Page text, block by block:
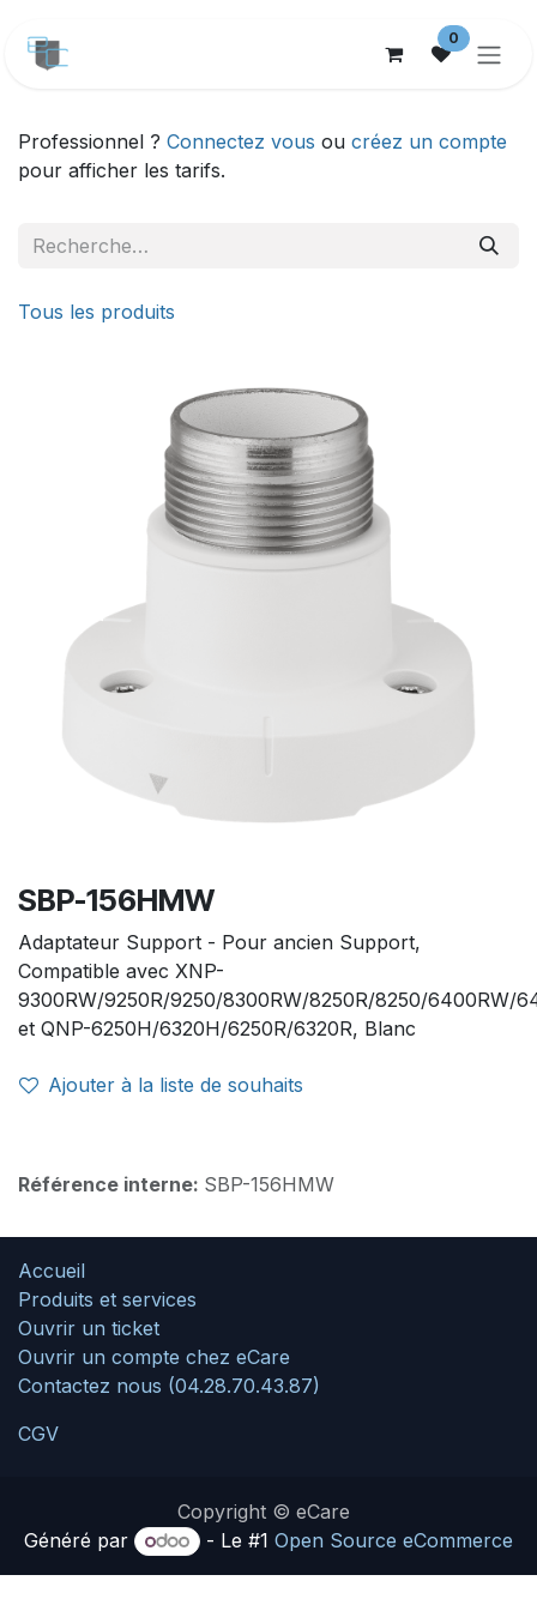
0
Professionnel ? Connectez vous ou créez un compte
pour afficher les tarifs.
Tous les produits
SBP-156HMW
Adaptateur Support - Pour ancien Support,
Compatible avec XNP-
9300RW/9250R/9250/8300RW/8250R/8250/6400RW/
et QNP-6250H/6320H/6250R/6320R, Blanc
Ajouter à la liste de souhaits
Référence interne: SBP-156HMW
Accueil
Produits et services
Ouvrir un ticket
Ouvrir un compte chez eCare
Contactez nous (04.28.70.43.87)
CGV
Copyright © eCare
Généré par
- Le #1 Open Source eCommerce